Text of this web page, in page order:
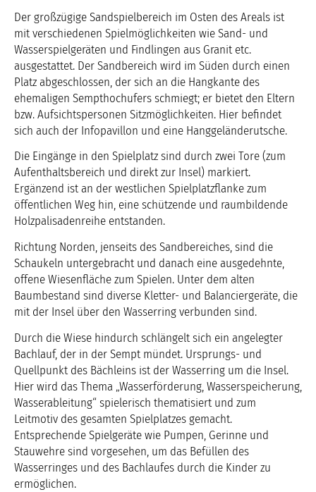
Der großzügige Sandspielbereich im Osten des Areals ist
mit verschiedenen Spielmöglichkeiten wie Sand- und
Wasserspielgeräten und Findlingen aus Granit etc.
ausgestattet. Der Sandbereich wird im Süden durch einen
Platz abgeschlossen, der sich an die Hangkante des
ehemaligen Sempthochufers schmiegt; er bietet den Eltern
bzw. Aufsichtspersonen Sitzmöglichkeiten. Hier befindet
sich auch der Infopavillon und eine Hanggeländerutsche.
Die Eingänge in den Spielplatz sind durch zwei Tore (zum
Aufenthaltsbereich und direkt zur Insel) markiert.
Ergänzend ist an der westlichen Spielplatzflanke zum
öffentlichen Weg hin, eine schützende und raumbildende
Holzpalisadenreihe entstanden.
Richtung Norden, jenseits des Sandbereiches, sind die
Schaukeln untergebracht und danach eine ausgedehnte,
offene Wiesenfläche zum Spielen. Unter dem alten
Baumbestand sind diverse Kletter- und Balanciergeräte, die
mit der Insel über den Wasserring verbunden sind.
Durch die Wiese hindurch schlängelt sich ein angelegter
Bachlauf, der in der Sempt mündet. Ursprungs- und
Quellpunkt des Bächleins ist der Wasserring um die Insel.
Hier wird das Thema „Wasserförderung, Wasserspeicherung,
Wasserableitung“ spielerisch thematisiert und zum
Leitmotiv des gesamten Spielplatzes gemacht.
Entsprechende Spielgeräte wie Pumpen, Gerinne und
Stauwehre sind vorgesehen, um das Befüllen des
Wasserringes und des Bachlaufes durch die Kinder zu
ermöglichen.